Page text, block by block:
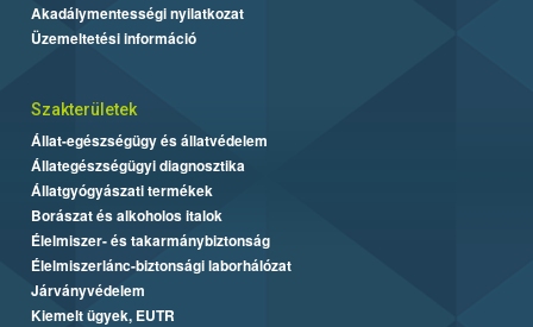
Akadálymentességi nyilatkozat
Üzemeltetési információ
Szakterületek
Állat-egészségügy és állatvédelem
Állategészségügyi diagnosztika
Állatgyógyászati termékek
Borászat és alkoholos italok
Élelmiszer- és takarmánybiztonság
Élelmiszerlánc-biztonsági laborhálózat
Járványvédelem
Kiemelt ügyek, EUTR